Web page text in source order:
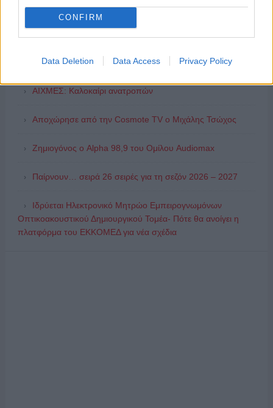
CONFIRM
Data Deletion Data Access Privacy Policy
Συζητήσεις για τη λήξη της συνεργασίας
Διευθύνοντα Σύμβουλο, κ. Γρηγόρη Δ. Δημητριάδη,
ΑΙΧΜΕΣ: Καλοκαίρι ανατροπών
Αποχώρησε από την Cosmote TV o Μιχάλης Τσώχος
Ζημιογόνος ο Alpha 98,9 του Ομίλου Audiomax
Παίρνουν… σειρά 26 σειρές για τη σεζόν 2026 – 2027
Ιδρύεται Ηλεκτρονικό Μητρώο Εμπειρογνωμόνων
Οπτικοακουστικού Δημιουργικού Τομέα- Πότε θα ανοίγει η
πλατφόρμα του ΕΚΚΟΜΕΔ για νέα σχέδια